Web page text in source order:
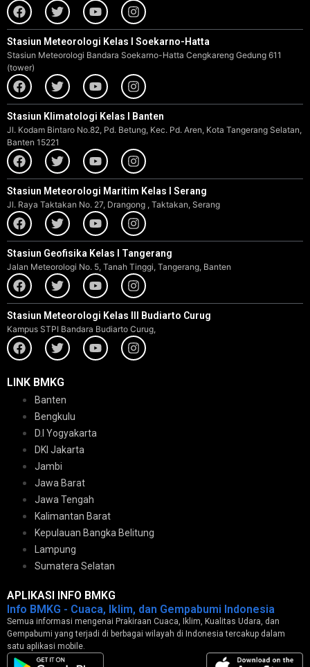
Stasiun Meteorologi Kelas I Soekarno-Hatta
Stasiun Meteorologi Bandara Soekarno-Hatta Cengkareng Gedung 611
(tower)
Stasiun Klimatologi Kelas I Banten
Jl. Kodam Bintaro No.82, Pd. Betung, Kec. Pd. Aren, Kota Tangerang Selatan,
Banten 15221
Stasiun Meteorologi Maritim Kelas I Serang
Jl. Raya Taktakan No. 27, Drangong , Taktakan, Serang
Stasiun Geofisika Kelas I Tangerang
Jalan Meteorologi No. 5, Tanah Tinggi, Tangerang, Banten
Stasiun Meteorologi Kelas III Budiarto Curug
Kampus STPI Bandara Budiarto Curug,
LINK BMKG
Banten
Bengkulu
D.I Yogyakarta
DKI Jakarta
Jambi
Jawa Barat
Jawa Tengah
Kalimantan Barat
Kepulauan Bangka Belitung
Lampung
Sumatera Selatan
APLIKASI INFO BMKG
Info BMKG - Cuaca, Iklim, dan Gempabumi Indonesia
Semua informasi mengenai Prakiraan Cuaca, Iklim, Kualitas Udara, dan
Gempabumi yang terjadi di berbagai wilayah di Indonesia tercakup dalam
satu aplikasi mobile.